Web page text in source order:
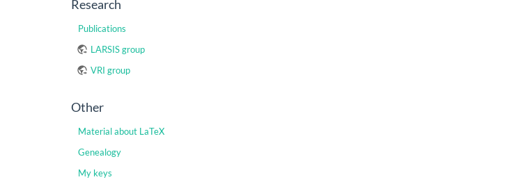
Research
Publications
LARSIS group
VRI group
Other
Material about LaTeX
Genealogy
My keys